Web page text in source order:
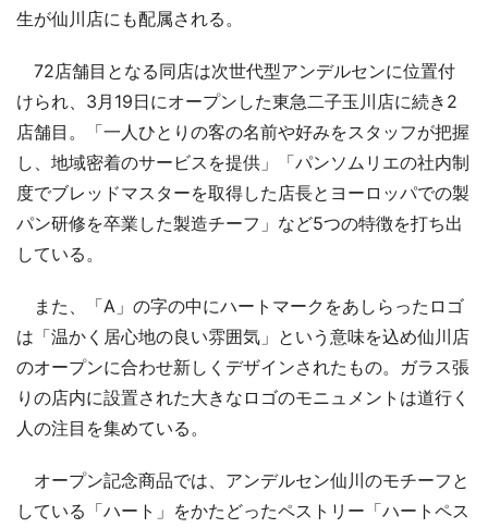
生が仙川店にも配属される。
72店舗目となる同店は次世代型アンデルセンに位置付
けられ、3月19日にオープンした東急二子玉川店に続き2
店舗目。「一人ひとりの客の名前や好みをスタッフが把握
し、地域密着のサービスを提供」「パンソムリエの社内制
度でブレッドマスターを取得した店長とヨーロッパでの製
パン研修を卒業した製造チーフ」など5つの特徴を打ち出
している。
また、「A」の字の中にハートマークをあしらったロゴ
は「温かく居心地の良い雰囲気」という意味を込め仙川店
のオープンに合わせ新しくデザインされたもの。ガラス張
りの店内に設置された大きなロゴのモニュメントは道行く
人の注目を集めている。
オープン記念商品では、アンデルセン仙川のモチーフと
している「ハート」をかたどったペストリー「ハートペス